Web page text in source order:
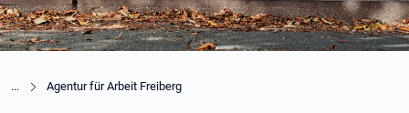
Agentur für Arbeit Freiberg